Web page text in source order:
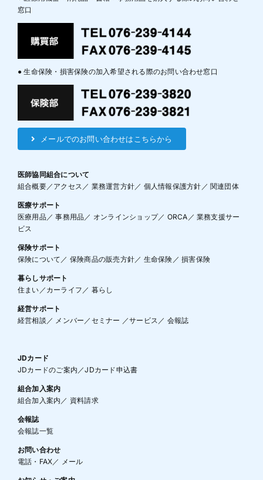
窓口
● 生命保険・損害保険の加入希望される際のお問い合わせ窓口
メールでのお問い合わせはこちらから
医師協同組合について
組合概要／ アクセス ／ 業務運営方針／ 個人情報保護方針 ／ 関連団体
医療サポート
医療用品／事務用品／ オンラインショップ／ ORCA ／ 業務支援サー
ビス
保険サポート
保険について ／ 保険商品の販売方針／ 生命保険 ／ 損害保険
暮らしサポート
住まい ／ カーライフ ／ 暮らし
経営サポート
経営相談 ／ メンバー ／ セミナー ／サービス ／ 会報誌
JDカード
JDカードのご案内 ／JDカード申込書
組合加入案内
組合加入案内 ／ 資料請求
会報誌
会報誌一覧
お問い合わせ
電話・FAX／ メール